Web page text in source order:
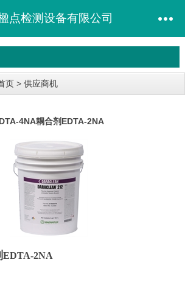
点检测设备有限公司
页 > 供应商机
4NA​耦合剂EDTA-2NA​
EDTA-2NA